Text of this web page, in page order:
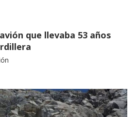
que llevaba 53 años